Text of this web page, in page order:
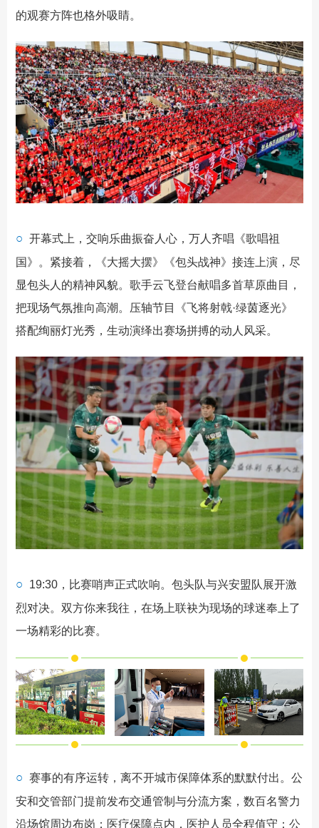
的观赛方阵也格外吸睛。
○ 开幕式上，交响乐曲振奋人心，万人齐唱《歌唱祖
国》。 紧接着，《大摇大摆》《包头战神》接连上演， 尽
显包头人的精神风貌。歌手云飞登台献唱多首草原曲目，
把现场气氛推向高潮。压轴节目
《飞将射戟·绿茵逐光》
搭配绚丽灯光秀，生动演绎出赛场拼搏的动人风采。
○
19:30，比赛哨声正式吹响。包头队与兴安盟队展开激
烈对决。双方你来我往，在场上联袂为现场的球迷奉上了
一场精彩的比赛。
○ 赛事的有序运转，离不开城市保障体系的默默付出。公
安和交管部门提前发布交通管制与分流方案，数百名警力
沿场馆周边布岗；医疗保障点内，医护人员全程值守；公